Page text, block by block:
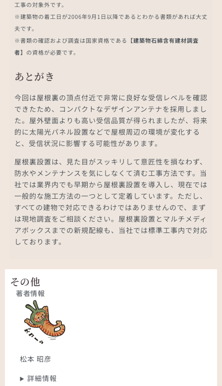
工事の対象外です。
※建築物の着工日が2006年9月1日以降であるとわかる書類があれば大丈
夫です。
※書類の確認および調査は国家資格である 【建築物石綿含有建材調査
者】 の資格が必要です。
あとがき
今回は屋根裏の頂点付近で非常に良好な受信レベルを確認
できたため、コンパクトなデザインアンテナを採用しまし
た。屋外壁面よりも高い受信品質が得られましたが、将来
的に太陽光パネル設置などで屋根周辺の環境が変化する
と、受信状況に影響する可能性があります。
屋根裏設置は、見た目がスッキリして意匠性を損なわず、
防水やメンテナンスを気にしなくて済む工事方法です。当
社では業界内でも早期から屋根裏設置を導入し、現在では
一般的な施工方法の一つとして定着しています。ただし、
すべての建物で対応できるわけではありませんので、まず
は現地調査をご相談ください。屋根裏設置とマルチメディ
アボックスまでの新規配線も、当社では標準工事内で対応
しております。
その他
著者情報
松本 昭彦
詳細情報